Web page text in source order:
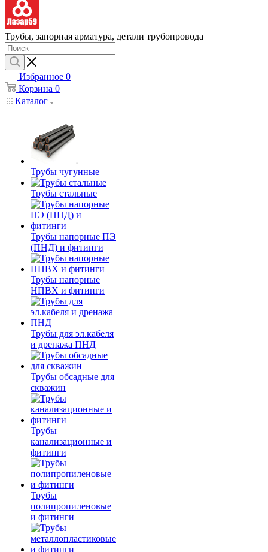
Трубы, запорная арматура, детали трубопровода
Избранное 0
Корзина 0
Каталог
Трубы чугунные
Трубы стальные
Трубы напорные ПЭ
(ПНД) и фитинги
Трубы напорные
НПВХ и фитинги
Трубы для эл.кабеля
и дренажа ПНД
Трубы обсадные для
скважин
Трубы
канализационные и
фитинги
Трубы
полипропиленовые
и фитинги